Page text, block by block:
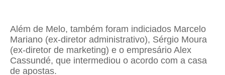
Além de Melo, também foram indiciados Marcelo
Mariano (ex-diretor administrativo), Sérgio Moura
(ex-diretor de marketing) e o empresário Alex
Cassundé, que intermediou o acordo com a casa
de apostas.